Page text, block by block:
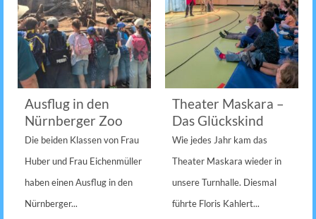
Ausflug in den
Nürnberger Zoo
Die beiden Klassen von Frau
Huber und Frau Eichenmüller
haben einen Ausflug in den
Nürnberger...
Theater Maskara –
Das Glückskind
Wie jedes Jahr kam das
Theater Maskara wieder in
unsere Turnhalle. Diesmal
führte Floris Kahlert...